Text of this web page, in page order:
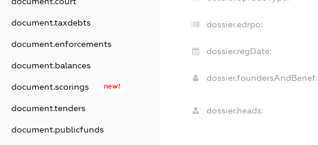
document.taxdebts
document.enforcements
document.balances
document.scorings new!
document.tenders
document.publicfunds
dossier.edrpo:
dossier.regDate:
dossier.foundersAndBenef:
dossier.heads: